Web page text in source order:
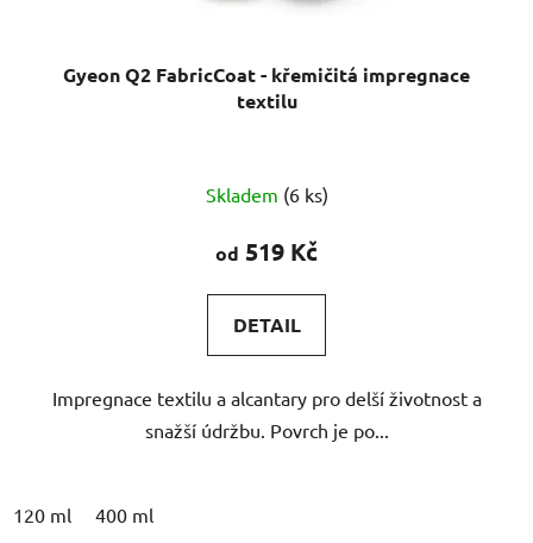
Gyeon Q2 FabricCoat - křemičitá impregnace
textilu
hodnocení
produktu
5,0
z
hvězdiček.
Skladem (6 ks)
od 519 Kč
DETAIL
Impregnace textilu a alcantary pro delší životnost a
snažší údržbu. Povrch je po...
120 ml 400 ml